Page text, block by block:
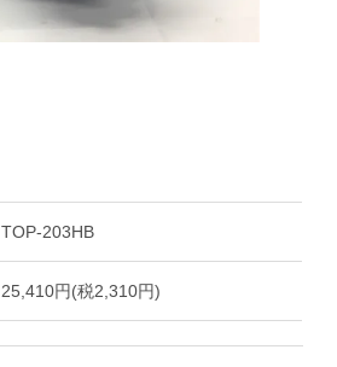
TOP-203HB
25,410円(税2,310円)